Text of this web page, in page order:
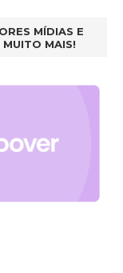
MÍDIAS E
MUITO MAIS!